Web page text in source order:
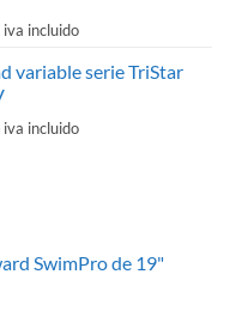
iva incluido
variable serie TriStar
iva incluido
SwimPro de 19"